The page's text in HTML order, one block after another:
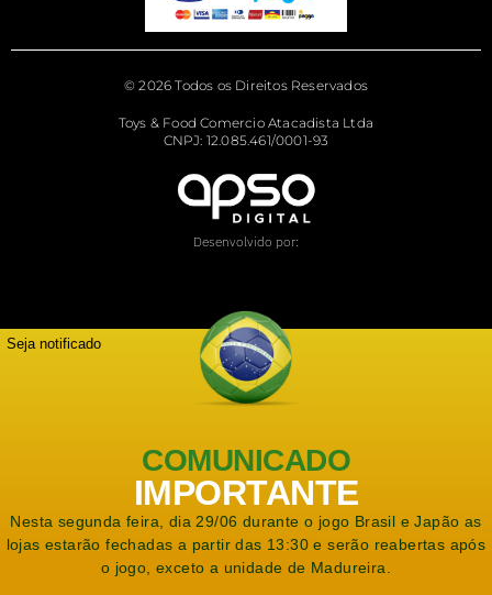
© 2026 Todos os Direitos Reservados
Toys & Food Comercio Atacadista Ltda
CNPJ: 12.085.461/0001-93
Desenvolvido por:
Seja notificado
COMUNICADO
IMPORTANTE
Nesta segunda feira, dia 29/06 durante o jogo Brasil e Japão as
lojas estarão fechadas a partir das 13:30 e serão reabertas após
o jogo, exceto a unidade de Madureira.